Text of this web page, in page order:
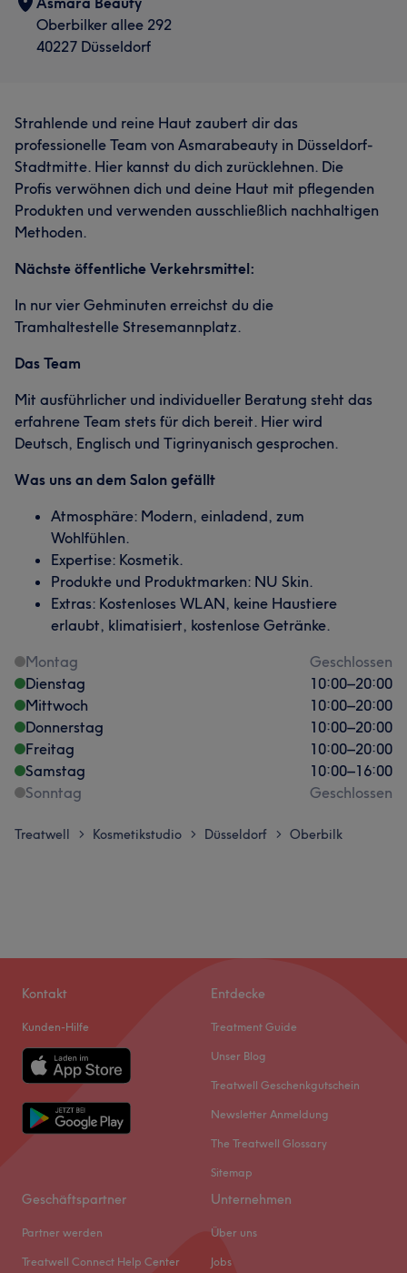
Oberbilker allee 292
40227 Düsseldorf
Strahlende und reine Haut zaubert dir das
professionelle Team von Asmarabeauty in Düsseldorf-
Stadtmitte. Hier kannst du dich zurücklehnen. Die
Profis verwöhnen dich und deine Haut mit pflegenden
Produkten und verwenden ausschließlich nachhaltigen
Methoden.
Nächste öffentliche Verkehrsmittel:
In nur vier Gehminuten erreichst du die
Tramhaltestelle Stresemannplatz.
Das Team
Mit ausführlicher und individueller Beratung steht das
erfahrene Team stets für dich bereit. Hier wird
Deutsch, Englisch und Tigrinyanisch gesprochen.
Was uns an dem Salon gefällt
Atmosphäre: Modern, einladend, zum
Wohlfühlen.
Expertise: Kosmetik.
Produkte und Produktmarken: NU Skin.
Extras: Kostenloses WLAN, keine Haustiere
erlaubt, klimatisiert, kostenlose Getränke.
Montag
Geschlossen
Dienstag
10:00–20:00
Mittwoch
10:00–20:00
Donnerstag
10:00–20:00
Freitag
10:00–20:00
Samstag
10:00–16:00
Sonntag
Geschlossen
Treatwell > Kosmetikstudio > Düsseldorf > Oberbilk
Kontakt
Kunden-Hilfe
Entdecke
Treatment Guide
Unser Blog
Treatwell Geschenkgutschein
Newsletter Anmeldung
The Treatwell Glossary
Sitemap
Geschäftspartner
Partner werden
Treatwell Connect Help Center
Unternehmen
Über uns
Jobs